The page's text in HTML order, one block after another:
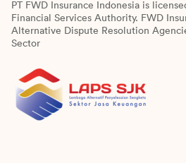
PT FWD Insurance Indonesia is
Financial Services Authority. FWD
Alternative Dispute Resolution
Sector